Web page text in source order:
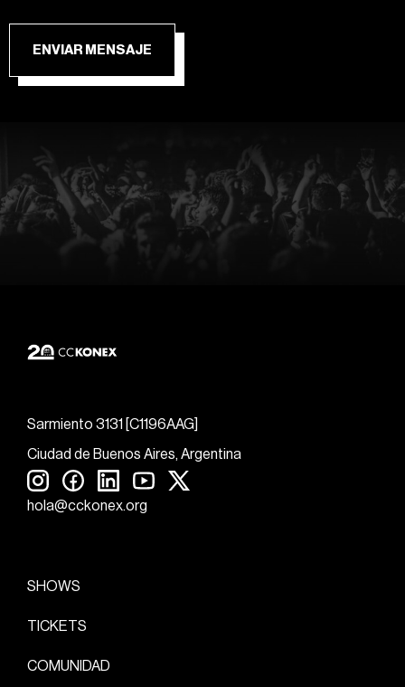
ENVIAR MENSAJE
Sarmiento 3131 [C1196AAG]
Ciudad de Buenos Aires, Argentina
hola@cckonex.org
SHOWS
TICKETS
COMUNIDAD